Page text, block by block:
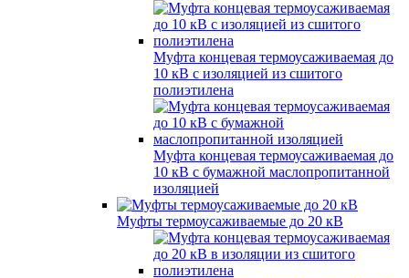
Муфта концевая термоусаживаемая до
10 кВ с изоляцией из сшитого
полиэтилена
Муфта концевая термоусаживаемая до
10 кВ с бумажной маслопропитанной
изоляцией
Муфты термоусаживаемые до 20 кВ